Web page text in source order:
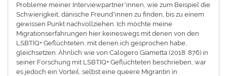
Probleme meiner Interviewpartner*innen, wie zum Beispiel die
Schwierigkeit, dänische Freund*innen zu finden, bis zu einem
gewissen Punkt nachvollziehen. Ich möchte meine
Migrationserfahrungen hier keineswegs mit denen von den
LSBTIQ+ Geflüchteten, mit denen ich gesprochen habe,
gleichsetzen. Ähnlich wie von Calogero Giametta (2018: 876) in
seiner Forschung mit LSBTIQ+ Geflüchteten beschrieben, war
es jedoch ein Vorteil, selbst eine queere Migrantin in